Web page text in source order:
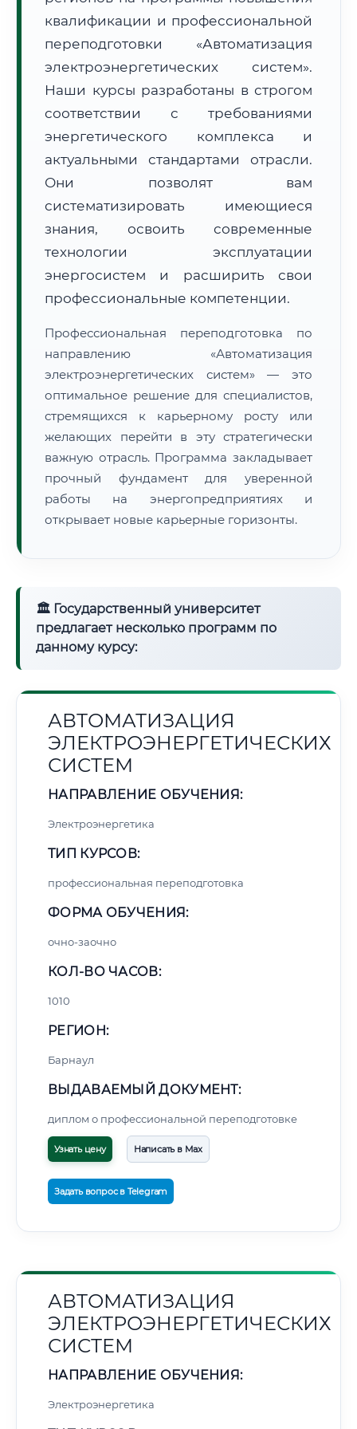
Расчет логистики оригиналов:
• Экспресс-доставка СДЭК / Почтой:
1–2 рабочих дня
🔍 Нажмите на документ для увеличения и просмотра
квалификации и профессиональной
переподготовки «Автоматизация
электроэнергетических систем».
Наши курсы разработаны в строгом
соответствии с требованиями
энергетического комплекса и
актуальными стандартами отрасли.
Они позволят вам
систематизировать имеющиеся
знания, освоить современные
технологии эксплуатации
энергосистем и расширить свои
профессиональные компетенции.
Профессиональная переподготовка по
направлению «Автоматизация
электроэнергетических систем» — это
оптимальное решение для специалистов,
стремящихся к карьерному росту или
желающих перейти в эту стратегически
важную отрасль. Программа закладывает
прочный фундамент для уверенной
работы на энергопредприятиях и
открывает новые карьерные горизонты.
🏛 Государственный университет
предлагает несколько программ по
данному курсу:
АВТОМАТИЗАЦИЯ
ЭЛЕКТРОЭНЕРГЕТИЧЕСКИХ
СИСТЕМ
НАПРАВЛЕНИЕ ОБУЧЕНИЯ:
Электроэнергетика
ТИП КУРСОВ:
профессиональная переподготовка
ФОРМА ОБУЧЕНИЯ:
очно-заочно
КОЛ-ВО ЧАСОВ:
1010
РЕГИОН:
Барнаул
ВЫДАВАЕМЫЙ ДОКУМЕНТ:
диплом о профессиональной переподготовке
Узнать цену Написать в Max
Задать вопрос в Telegram
АВТОМАТИЗАЦИЯ
ЭЛЕКТРОЭНЕРГЕТИЧЕСКИХ
СИСТЕМ
НАПРАВЛЕНИЕ ОБУЧЕНИЯ:
Электроэнергетика